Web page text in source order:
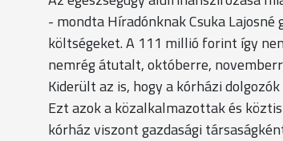
- mondta Híradónknak Csuka
költségeket. A 111 millió forint így
nemrég átutalt, októberre,
Kiderült az is, hogy a kórházi
Ezt azok a közalkalmazottak és
kórház viszont gazdasági